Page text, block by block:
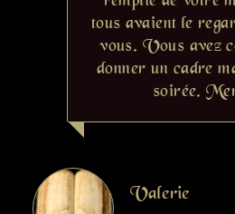
tous avaient le
vous. Vous avez
donner un cadre
soirée.
Valerie